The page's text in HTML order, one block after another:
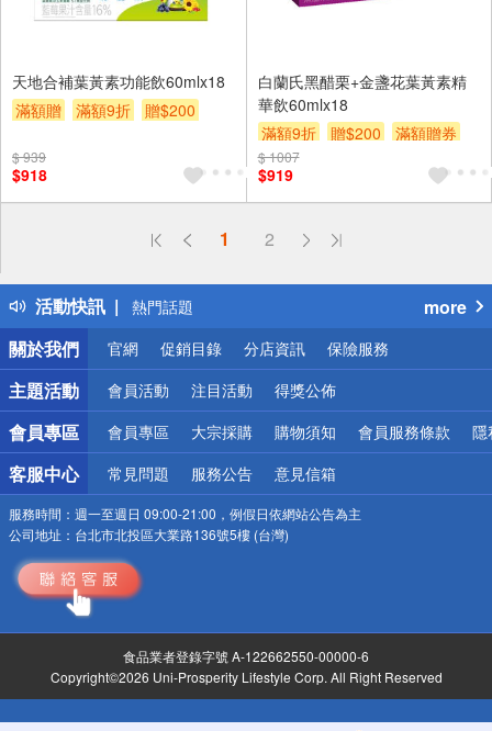
天地合補葉黃素功能飲60mlx18
滿額贈
滿額9折
贈$200
$ 939
$918
白蘭氏黑醋栗+金盞花葉黃素精
華飲60mlx18
滿額9折
贈$200 滿額贈券
$ 1007
$919
1 2
活動快訊
偏遠地區配送
得獎公告
熱門話題
銀行優惠
偏遠地區配送
詐騙網頁！請小心！
more
關於我們
官網 促銷目錄 分店資訊 保險服務
主題活動 會員活動 注目活動 得獎公佈
會員專區 會員專區 大宗採購 購物須知 會員服務條款 隱
客服中心 常見問題 服務公告 意見信箱
服務時間： 週一至週日 09:00-21:00，例假日依網站公告為主
公司地址： 台北市北投區大業路136號5樓 (台灣)
食品業者登錄字號 A-122662550-00000-6
Copyright©2026 Uni-Prosperity Lifestyle Corp. All Right Reserved